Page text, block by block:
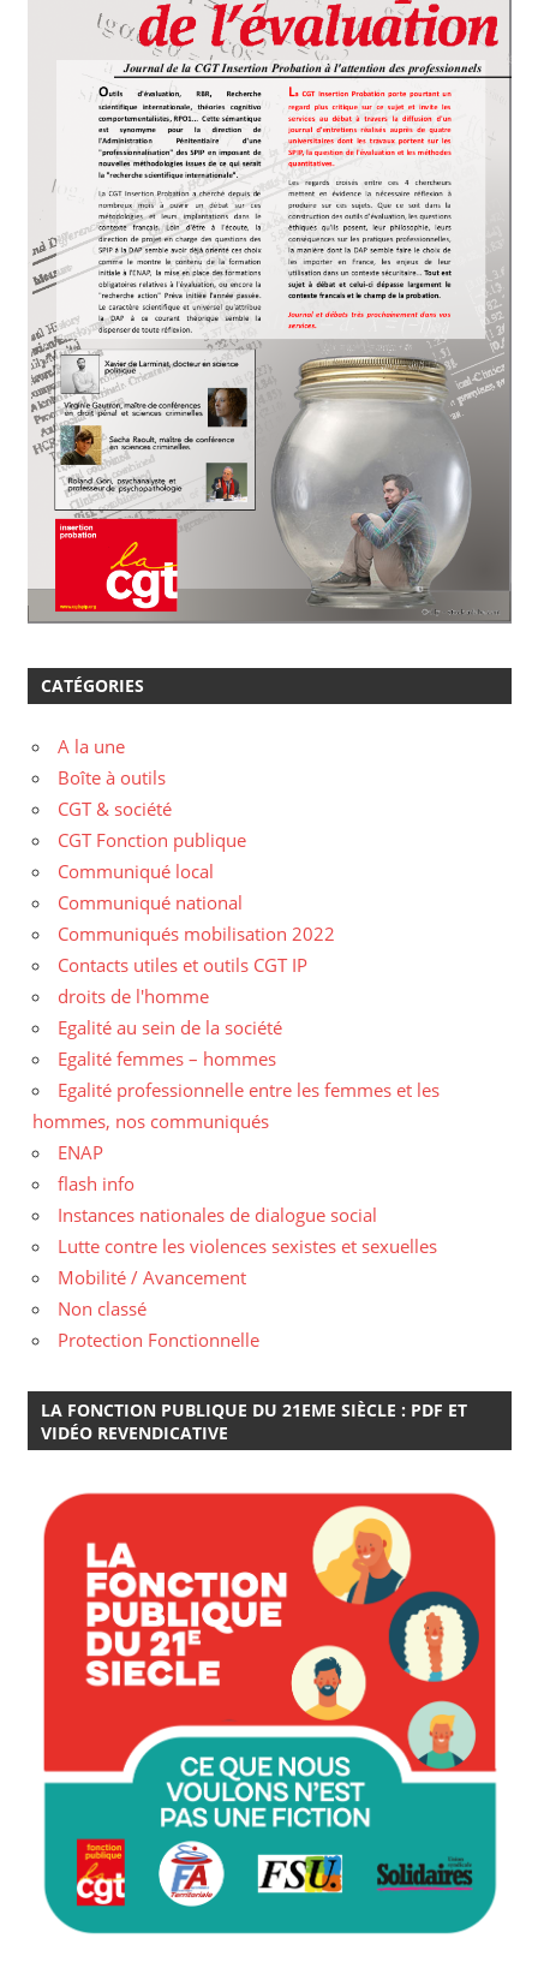
CATÉGORIES
A la une
Boîte à outils
CGT & société
CGT Fonction publique
Communiqué local
Communiqué national
Communiqués mobilisation 2022
Contacts utiles et outils CGT IP
droits de l'homme
Egalité au sein de la société
Egalité femmes – hommes
Egalité professionnelle entre les femmes et les
hommes, nos communiqués
ENAP
flash info
Instances nationales de dialogue social
Lutte contre les violences sexistes et sexuelles
Mobilité / Avancement
Non classé
Protection Fonctionnelle
LA FONCTION PUBLIQUE DU 21EME SIÈCLE : PDF ET
VIDÉO REVENDICATIVE